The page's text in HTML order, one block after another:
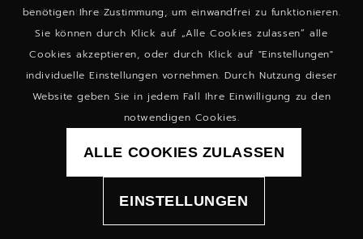
Datenschutzerklärung Impressum Login
benötigen Ihre Zustimmung, um einwandfrei zu funktionieren.
Sie können durch Klick auf „Alle Cookies zulassen“ alle
Cookies akzeptieren, oder durch Klick auf "Einstellungen"
individuelle Einstellungen vornehmen. Durch Nutzung dieser
Website geben Sie in jedem Fall Ihre Einwilligung zu den
notwendigen Cookies.
ALLE COOKIES ZULASSEN
EINSTELLUNGEN